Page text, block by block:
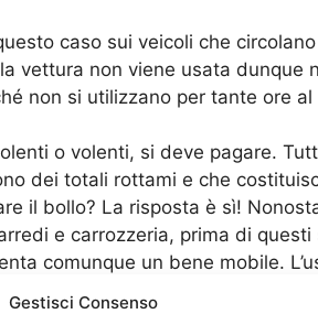
Gestisci Consenso
caso sui veicoli che
vettura non viene usata dunque
non si utilizzano per tante ore al
o volenti, si deve pagare.
dei totali rottami e che
il bollo? La risposta è sì!
e carrozzeria, prima di
comunque un bene mobile.